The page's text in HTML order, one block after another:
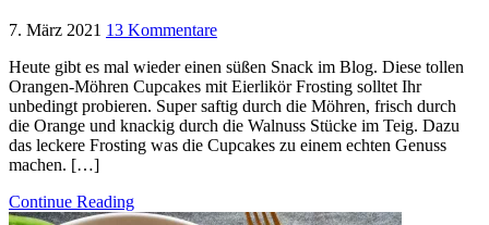
7. März 2021 13 Kommentare
Heute gibt es mal wieder einen süßen Snack im Blog. Diese tollen
Orangen-Möhren Cupcakes mit Eierlikör Frosting solltet Ihr
unbedingt probieren. Super saftig durch die Möhren, frisch durch
die Orange und knackig durch die Walnuss Stücke im Teig. Dazu
das leckere Frosting was die Cupcakes zu einem echten Genuss
machen. […]
Continue Reading